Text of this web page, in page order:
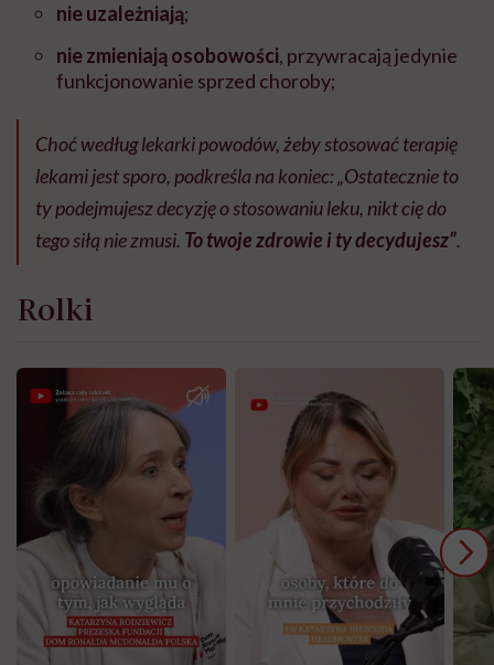
nie uzależniają;
nie zmieniają osobowości, przywracają jedynie
funkcjonowanie sprzed choroby;
Choć według lekarki powodów, żeby stosować terapię
lekami jest sporo, podkreśla na koniec: „Ostatecznie to
ty podejmujesz decyzję o stosowaniu leku, nikt cię do
tego siłą nie zmusi. To twoje zdrowie i ty decydujesz”.
Rolki